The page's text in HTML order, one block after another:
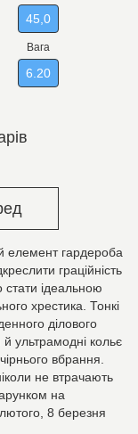
45,0
Вага
6.20
елемент гардероба
граційність
ідеальною
хрестика. Тонкі
ділового
й ультрамодні кольє
вбрання.
не втрачають
на
8 березня